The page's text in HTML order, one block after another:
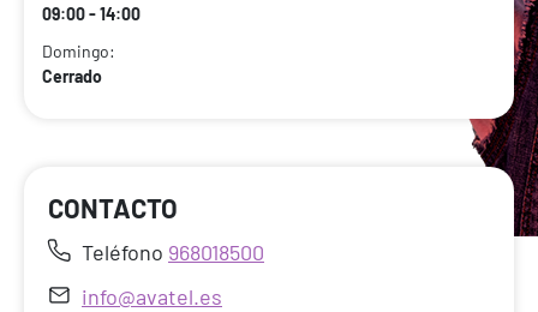
09:00 - 14:00
Domingo:
Cerrado
CONTACTO
Teléfono 968018500
info@avatel.es